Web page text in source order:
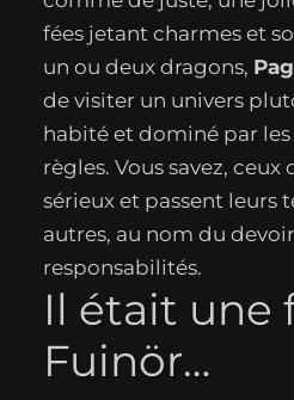
fées jetant charmes et
un ou deux dragons,
de visiter un univers
habité et dominé par
règles. Vous savez,
sérieux et passent leurs
autres, au nom du
responsabilités.
Il était une
Fuinör…